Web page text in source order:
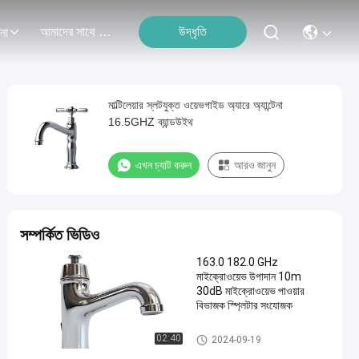
আমাদের সাথে যোগাযোগ উদ্ধৃতি
মাল্টিলেয়ার স্লটযুক্ত ওয়েভগাইড অ্যারে অ্যান্টেনা
16.5GHZ ব্যান্ডউইথ
এখন চ্যাট করুন আরও জানুন
সম্পর্কিত ভিডিও
02:40
163.0 182.0 GHz
মাইক্রোওয়েভ উপাদান 10m
30dB মাইক্রোওয়েভ পাওয়ার
বিভাজক স্প্লিটার সংযোজক
ফেজড অ্যারে রাডার অ্যান্টেনা
2024-09-19